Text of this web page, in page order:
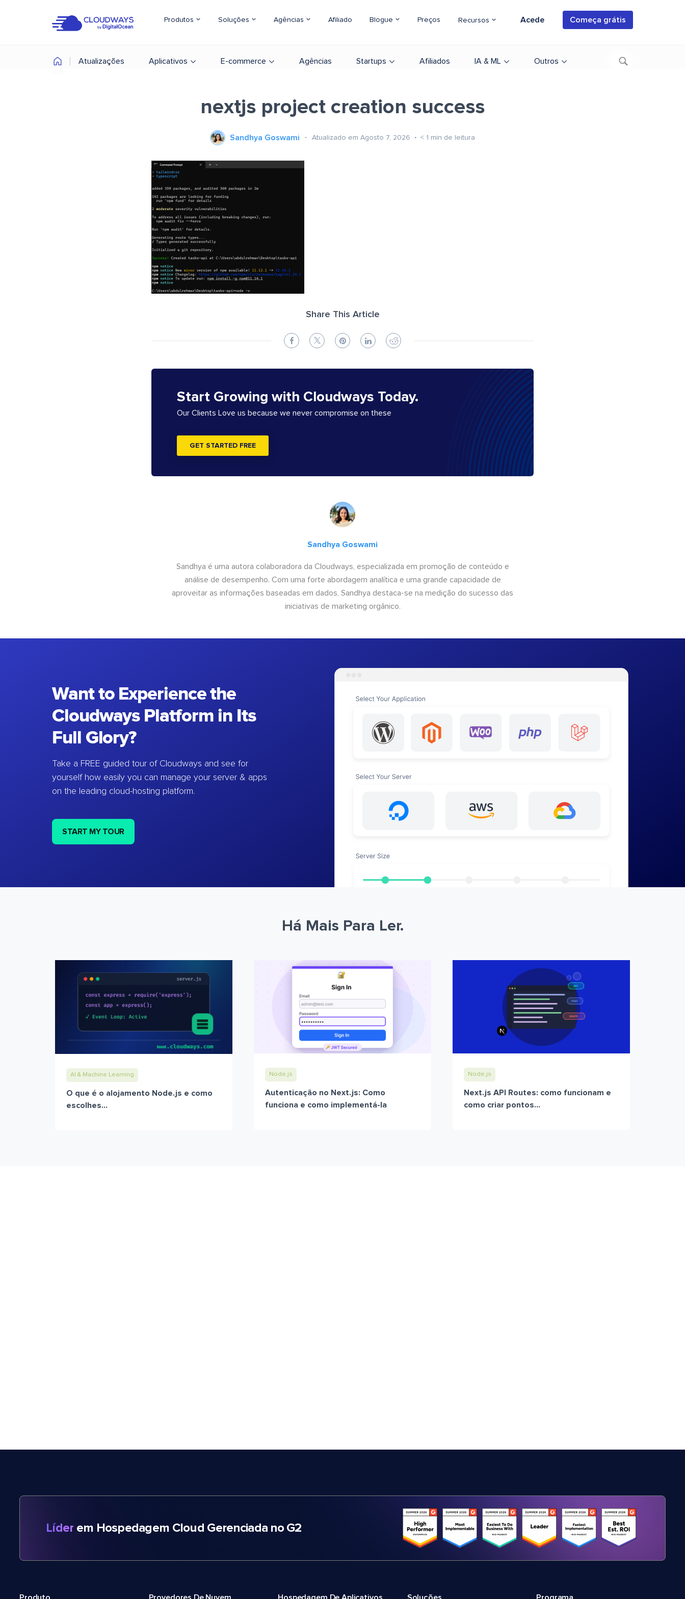
Produtos Soluções Agências Afiliado Blogue Preços Recursos Acede Começa grátis
Atualizações Aplicativos E-commerce Agências Startups Afiliados IA & ML Outros
nextjs project creation success
Sandhya Goswami Atualizado em Agosto 7, 2026 < 1 min de leitura
Share This Article
Start Growing with Cloudways Today.
Our Clients Love us because we never compromise on these
GET STARTED FREE
Sandhya Goswami
Sandhya é uma autora colaboradora da Cloudways, especializada em promoção de conteúdo e
análise de desempenho. Com uma forte abordagem analítica e uma grande capacidade de
aproveitar as informações baseadas em dados, Sandhya destaca-se na medição do sucesso das
iniciativas de marketing orgânico.
Want to Experience the
Cloudways Platform in Its
Full Glory?
Take a FREE guided tour of Cloudways and see for
yourself how easily you can manage your server & apps
on the leading cloud-hosting platform.
START MY TOUR
Há Mais Para Ler.
AI & Machine Learning
O que é o alojamento Node.js e como
escolhes...
Node.js
Autenticação no Next.js: Como
funciona e como implementá-la
Node.js
Next.js API Routes: como funcionam e
como criar pontos...
Líder em Hospedagem Cloud Gerenciada no G2